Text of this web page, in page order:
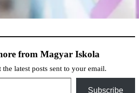
from Magyar Iskola
the latest posts sent to your email.
Subscribe